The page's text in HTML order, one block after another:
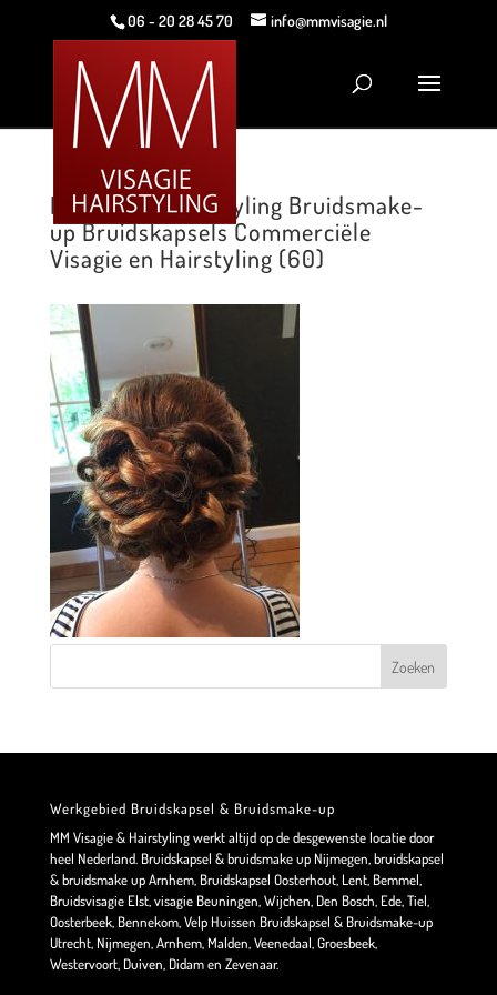
06 - 20 28 45 70 info@mmvisagie.nl
MM Visagie Hairstyling Bruidsmake-
up Bruidskapsels Commerciële
Visagie en Hairstyling (60)
Werkgebied Bruidskapsel & Bruidsmake-up
MM Visagie & Hairstyling werkt altijd op de desgewenste locatie door
heel Nederland. Bruidskapsel & bruidsmake up Nijmegen, bruidskapsel
& bruidsmake up Arnhem, Bruidskapsel Oosterhout, Lent, Bemmel,
Bruidsvisagie Elst, visagie Beuningen, Wijchen, Den Bosch, Ede, Tiel,
Oosterbeek, Bennekom, Velp Huissen Bruidskapsel & Bruidsmake-up
Utrecht, Nijmegen, Arnhem, Malden, Veenedaal, Groesbeek,
Westervoort, Duiven, Didam en Zevenaar.